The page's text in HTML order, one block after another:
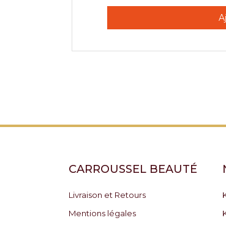
CARROUSSEL BEAUTÉ
Livraison et Retours
Mentions légales